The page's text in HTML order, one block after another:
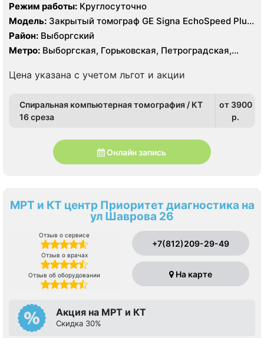
Режим работы: Круглосуточно
Модель: Закрытый томограф GE Signa EchoSpeed Plus
1.5 Тесла, General Electric 16 срезов, УЗИ
Район: Выборгский
Метро: Выборгская, Горьковская, Петроградская,
Цена указана с учетом льгот и акции
Спиральная компьютерная томография / КТ
16 среза
от 3900
p.
Онлайн запись
МРТ и КТ центр Приоритет диагностика на
ул Шаврова 26
Отзыв о сервисе
Отзыв о врачах
Отзыв об оборудовании
+7(812)209-29-49
На карте
Акция на МРТ и КТ
Скидка 30%